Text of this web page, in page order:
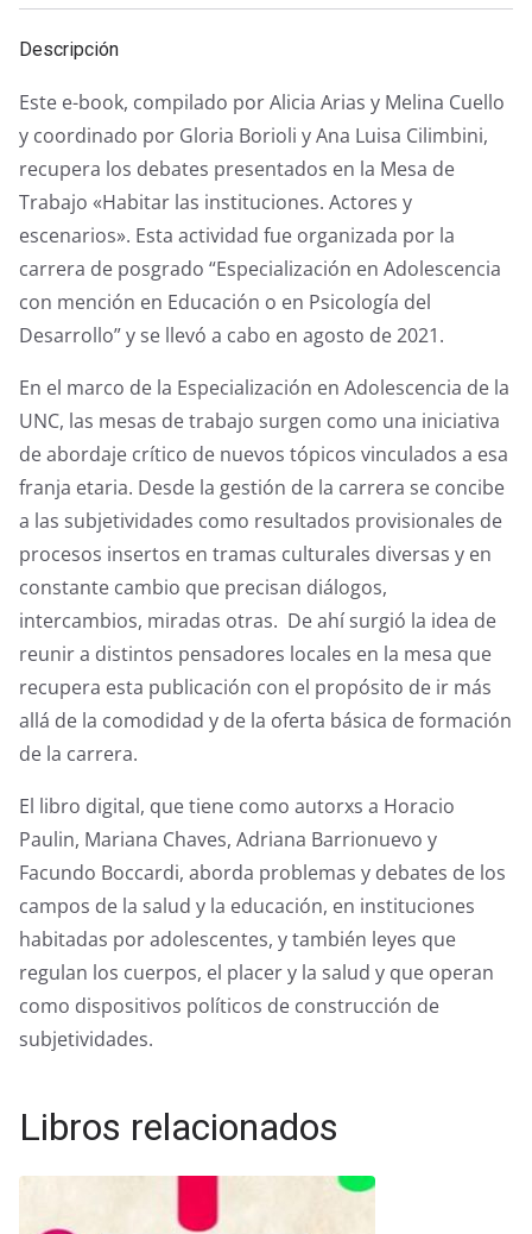
e
b
o
o
k
er s
p
p
gr
m
e
g
er
l p
tir
Descripción
Este e-book, compilado por Alicia Arias y Melina Cuello
y coordinado por Gloria Borioli y Ana Luisa Cilimbini,
recupera los debates presentados en la Mesa de
Trabajo «Habitar las instituciones. Actores y
escenarios». Esta actividad fue organizada por la
carrera de posgrado “Especialización en Adolescencia
con mención en Educación o en Psicología del
Desarrollo” y se llevó a cabo en agosto de 2021.
En el marco de la Especialización en Adolescencia de la
UNC, las mesas de trabajo surgen como una iniciativa
de abordaje crítico de nuevos tópicos vinculados a esa
franja etaria. Desde la gestión de la carrera se concibe
a las subjetividades como resultados provisionales de
procesos insertos en tramas culturales diversas y en
constante cambio que precisan diálogos,
intercambios, miradas otras. De ahí surgió la idea de
reunir a distintos pensadores locales en la mesa que
recupera esta publicación con el propósito de ir más
allá de la comodidad y de la oferta básica de formación
de la carrera.
El libro digital, que tiene como autorxs a Horacio
Paulin, Mariana Chaves, Adriana Barrionuevo y
Facundo Boccardi, aborda problemas y debates de los
campos de la salud y la educación, en instituciones
habitadas por adolescentes, y también leyes que
regulan los cuerpos, el placer y la salud y que operan
como dispositivos políticos de construcción de
subjetividades.
Libros relacionados